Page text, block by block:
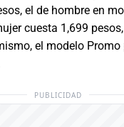
el de hombre en
cuesta 1,699
el modelo
PUBLICIDAD